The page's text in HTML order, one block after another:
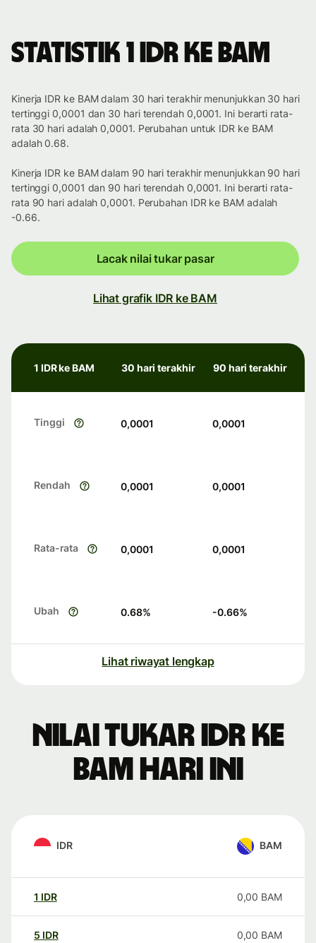
Statistik 1 IDR ke BAM
Kinerja IDR ke BAM dalam 30 hari terakhir menunjukkan 30 hari
tertinggi 0,0001 dan 30 hari terendah 0,0001. Ini berarti rata-
rata 30 hari adalah 0,0001. Perubahan untuk IDR ke BAM
adalah 0.68.
Kinerja IDR ke BAM dalam 90 hari terakhir menunjukkan 90 hari
tertinggi 0,0001 dan 90 hari terendah 0,0001. Ini berarti rata-
rata 90 hari adalah 0,0001. Perubahan IDR ke BAM adalah
-0.66.
Lacak nilai tukar pasar
Lihat grafik IDR ke BAM
1 IDR ke BAM 30 hari terakhir 90 hari terakhir
Tinggi 0,0001 0,0001
Rendah 0,0001 0,0001
Rata-rata 0,0001 0,0001
Ubah 0.68% -0.66%
Lihat riwayat lengkap
Nilai tukar IDR ke
BAM hari ini
IDR BAM
1 IDR 0,00 BAM
5 IDR 0,00 BAM